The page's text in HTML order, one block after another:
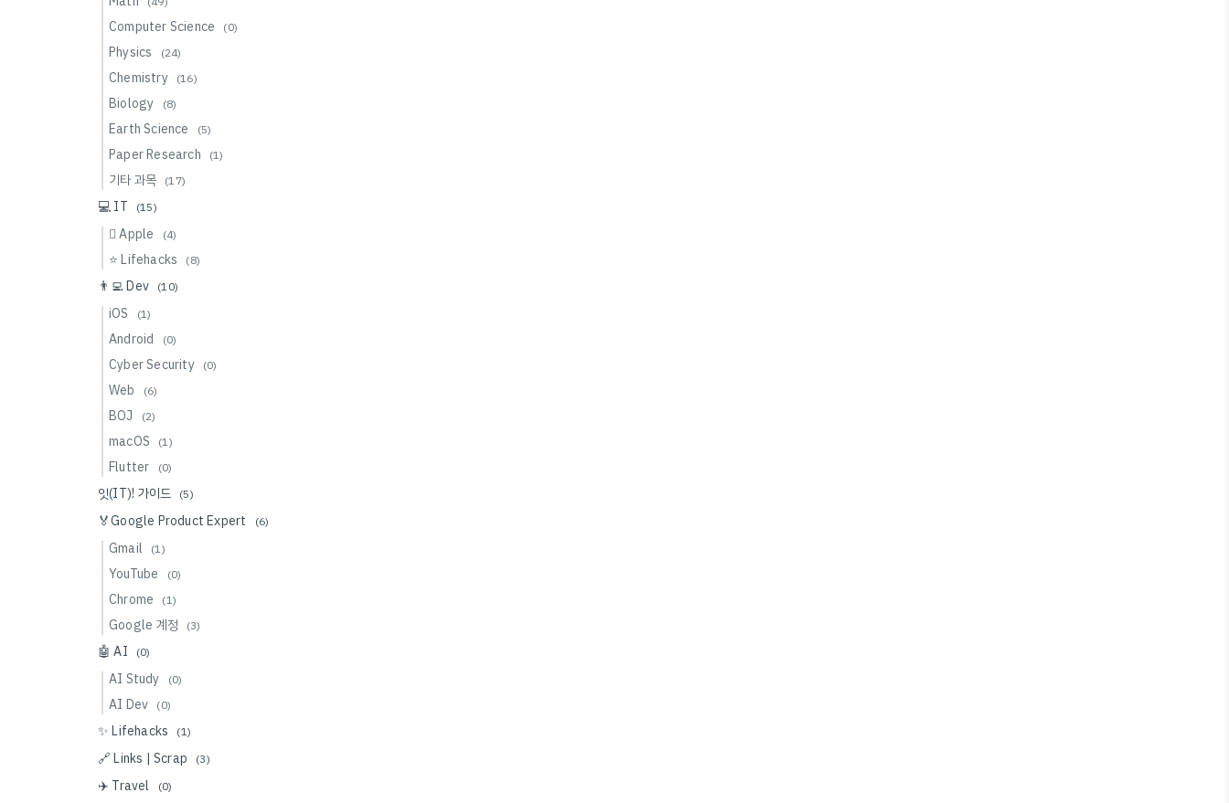
Computer Science (0)
Physics (24)
Chemistry (16)
Biology (8)
Earth Science (5)
Paper Research (1)
기타 과목 (17)
💻 IT (15)
 Apple (4)
⭐️ Lifehacks (8)
👨‍💻 Dev (10)
iOS (1)
Android (0)
Cyber Security (0)
Web (6)
BOJ (2)
macOS (1)
Flutter (0)
잇(IT)! 가이드 (5)
🏅Google Product Expert (6)
Gmail (1)
YouTube (0)
Chrome (1)
Google 계정 (3)
🤖 AI (0)
AI Study (0)
AI Dev (0)
✨ Lifehacks (1)
🔗 Links | Scrap (3)
✈️ Travel (0)